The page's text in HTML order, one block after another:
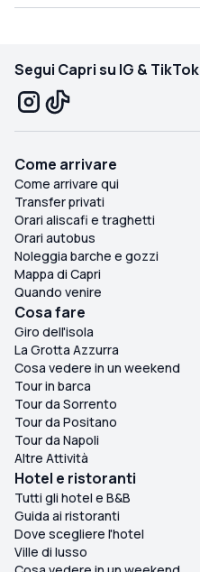
Segui Capri su IG & TikTok
Come arrivare
Come arrivare qui
Transfer privati
Orari aliscafi e traghetti
Orari autobus
Noleggia barche e gozzi
Mappa di Capri
Quando venire
Cosa fare
Giro dell'isola
La Grotta Azzurra
Cosa vedere in un weekend
Tour in barca
Tour da Sorrento
Tour da Positano
Tour da Napoli
Altre Attività
Hotel e ristoranti
Tutti gli hotel e B&B
Guida ai ristoranti
Dove scegliere l'hotel
Ville di lusso